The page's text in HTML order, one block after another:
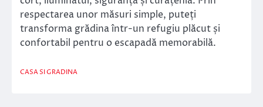
respectarea unor măsuri simple, puteți
transforma grădina într-un refugiu plăcut și
confortabil pentru o escapadă memorabilă.
CASA SI GRADINA